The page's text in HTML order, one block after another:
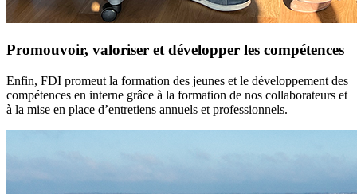
Promouvoir, valoriser et développer les compétences
Enfin, FDI promeut la formation des jeunes et le développement des
compétences en interne grâce à la formation de nos collaborateurs et
à la mise en place d’entretiens annuels et professionnels.